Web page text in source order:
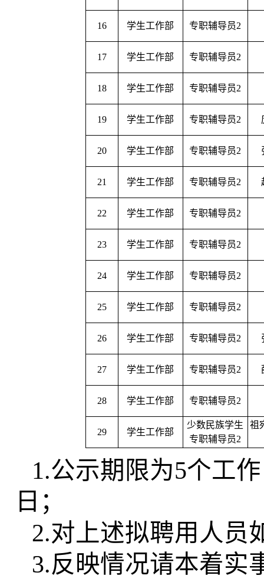
16 学生工作部 专职辅导员2
17 学生工作部 专职辅导员2
18 学生工作部 专职辅导员2
19 学生工作部 专职辅导员2
20 学生工作部 专职辅导员2
21 学生工作部 专职辅导员2
22 学生工作部 专职辅导员2
23 学生工作部 专职辅导员2
24 学生工作部 专职辅导员2
25 学生工作部 专职辅导员2
26 学生工作部 专职辅导员2
27 学生工作部 专职辅导员2
28 学生工作部 专职辅导员2
29 学生工作部
少数民族学生
专职辅导员2
祖
1.公示期限为5个工
日；
2.对上述拟聘用人员
3.反映情况请本着实